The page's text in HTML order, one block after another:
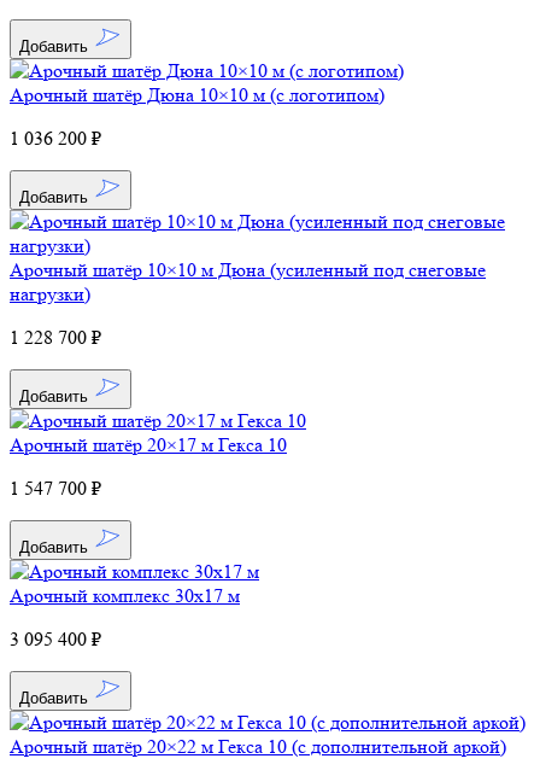
Добавить
Арочный шатёр Дюна 10×10 м (с логотипом)
1 036 200 ₽
Добавить
Арочный шатёр 10×10 м Дюна (усиленный под снеговые
нагрузки)
1 228 700 ₽
Добавить
Арочный шатёр 20×17 м Гекса 10
1 547 700 ₽
Добавить
Арочный комплекс 30x17 м
3 095 400 ₽
Добавить
Арочный шатёр 20×22 м Гекса 10 (с дополнительной аркой)